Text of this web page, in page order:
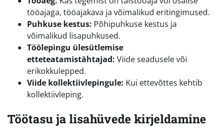
tööajaga, tööajakava ja võimalikud eritingimused.
Puhkuse kestus: Põhipuhkuse kestus ja
võimalikud lisapuhkused.
Töölepingu ülesütlemise
etteteatamistähtajad: Viide seadusele või
erikokkulepped.
Viide kollektiivlepingule: Kui ettevõttes kehtib
kollektiivleping.
Töötasu ja lisahüvede kirjeldamine